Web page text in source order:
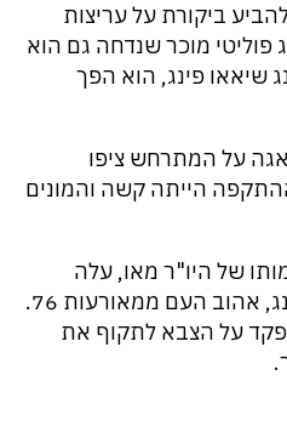
ביקורת על עריצות
מוכר שנדחה גם הוא
שיאאו פינג, הוא הפך
על המתרחש ציפו
הייתה קשה והמונים
של היו"ר מאו, עלה
לשלטון אותו דנג שיאאו פינג, אהוב העם ממאורעות 76.
דנג שפקד על הצבא לתקוף את